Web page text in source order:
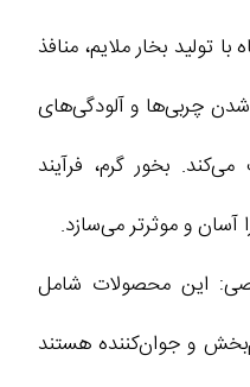
تولید بخار ملایم، منافذ
شدن چربی‌ها و آلودگی‌های
بخور گرم، فرآیند
و موثرتر می‌سازد.
این محصولات شامل
و جوان‌کننده هستند